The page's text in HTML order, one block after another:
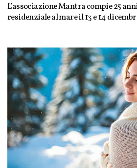
L’associazione Mantra compie 25
residenziale al mare il 13 e 14